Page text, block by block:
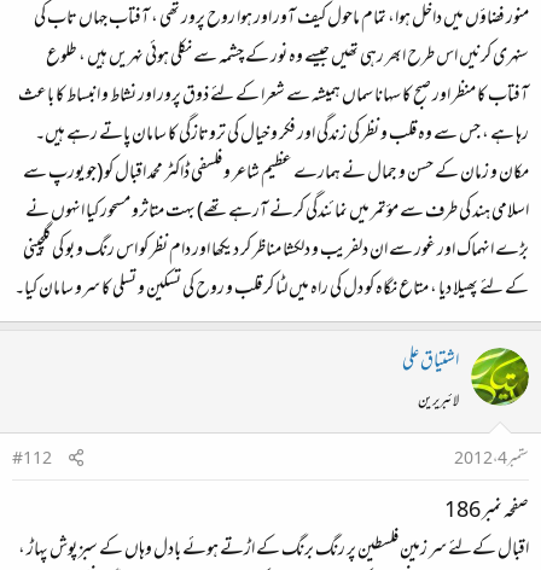
منور فضاؤں میں داخل ہوا، تمام ماحول کیف آور اور ہوا روح پرور تھی ، آفتاب جہاں تاب کی
سنہری کرنیں اس طرح ابھر رہی تھیں جیسے وہ نور کے چشمہ سے نکلی ہوئی نہریں ہیں ، طلوع
آفتاب کا منظر اور صبح کا سہانا سماں ہمیشہ سے شعرا کے لئے ذوق پرور اور نشاط و انبساط کا باعث
رہا ہے ، جس سے وہ قلب و نظر کی زندگی اور فکر و خیال کی تروتازگی کا سامان پاتے رہے ہیں۔
مکان و زمان کے حسن و جمال نے ہمارے عظیم شاعر و فلسفی ڈاکٹر محمد اقبال کو (جو یورپ سے
اسلامی ہند کی طرف سے مؤتمر میں نمائندگی کرنے آرہےتھے) بہت متاثرو مسحور کیا انہوں نے
بڑے انہماک اور غور سے ان دلفریب و دلکشا مناظر کر دیکھا اور دام نظر کو اس رنگ و بو کی گلچینی
کے لئے پھیلا دیا ، متاع نگاہ کو دل کی راہ میں لٹا کر قلب و روح کی تسکین و تسلی کا سرو سامان کیا۔
اشتیاق علی
لائبریرین
ستمبر 4، 2012
#112
صفحہ نمبر 186
اقبال کےلئے سر زمین فلسطین پر رنگ برنگ کے اڑتے ہوئے بادل وہاں کے سبز پوش پہاڑ ،